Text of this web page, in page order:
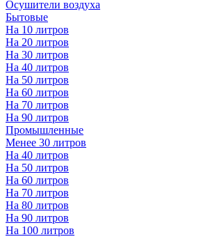
Осушители воздуха
Бытовые
На 10 литров
На 20 литров
На 30 литров
На 40 литров
На 50 литров
На 60 литров
На 70 литров
На 90 литров
Промышленные
Менее 30 литров
На 40 литров
На 50 литров
На 60 литров
На 70 литров
На 80 литров
На 90 литров
На 100 литров